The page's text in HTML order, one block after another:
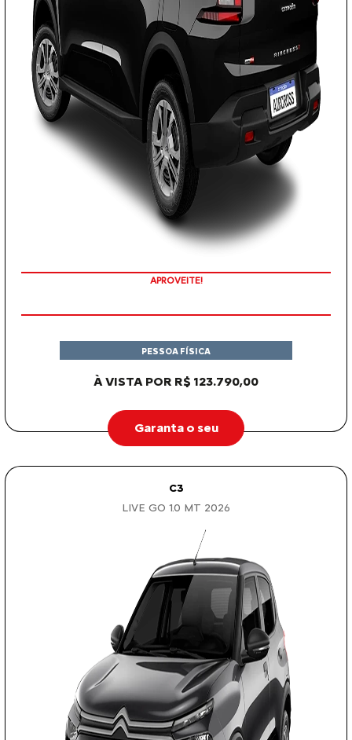
APROVEITE!
À VISTA POR R$ 123.790,00
PESSOA FÍSICA
Garanta o seu
C3
LIVE GO 1.0 MT 2026